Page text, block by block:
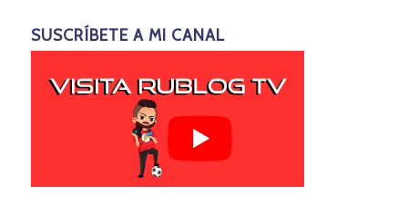
SUSCRÍBETE A MI CANAL